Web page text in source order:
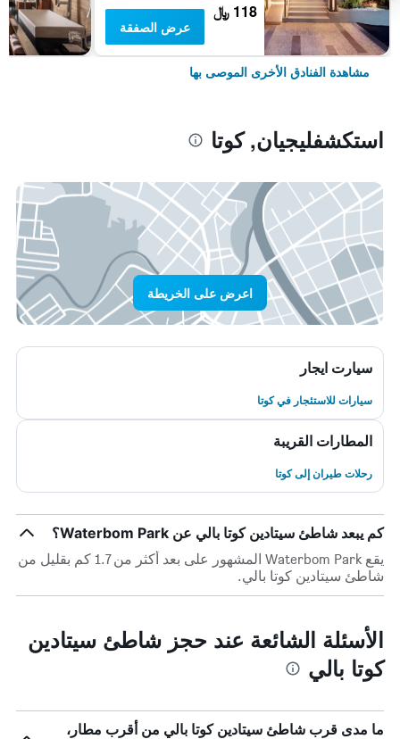
118 ﷼
عرض الصفقة
مشاهدة الفنادق الأخرى الموصى بها
استكشفليجيان, كوتا
اعرض على الخريطة
سيارت ايجار
سيارات للاستئجار في كوتا
المطارات القريبة
رحلات طيران إلى كوتا
كم يبعد شاطئ سيتادين كوتا بالي عن Waterbom Park؟
يقع Waterbom Park المشهور على بعد أكثر من 1.7 كم بقليل من
شاطئ سيتادين كوتا بالي.
الأسئلة الشائعة عند حجز شاطئ سيتادين
كوتا بالي
ما مدى قرب شاطئ سيتادين كوتا بالي من أقرب مطار،